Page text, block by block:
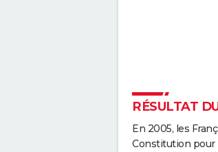
RÉSULTAT
En 2005, les
Constitution pour